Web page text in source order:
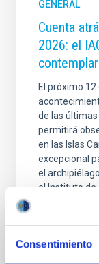
Consentimiento
GENERAL
Cuenta
2026: el
El próximo
de las últimas
permitirá
en las Islas
excepcional
el
el Instituto
una serie de
que